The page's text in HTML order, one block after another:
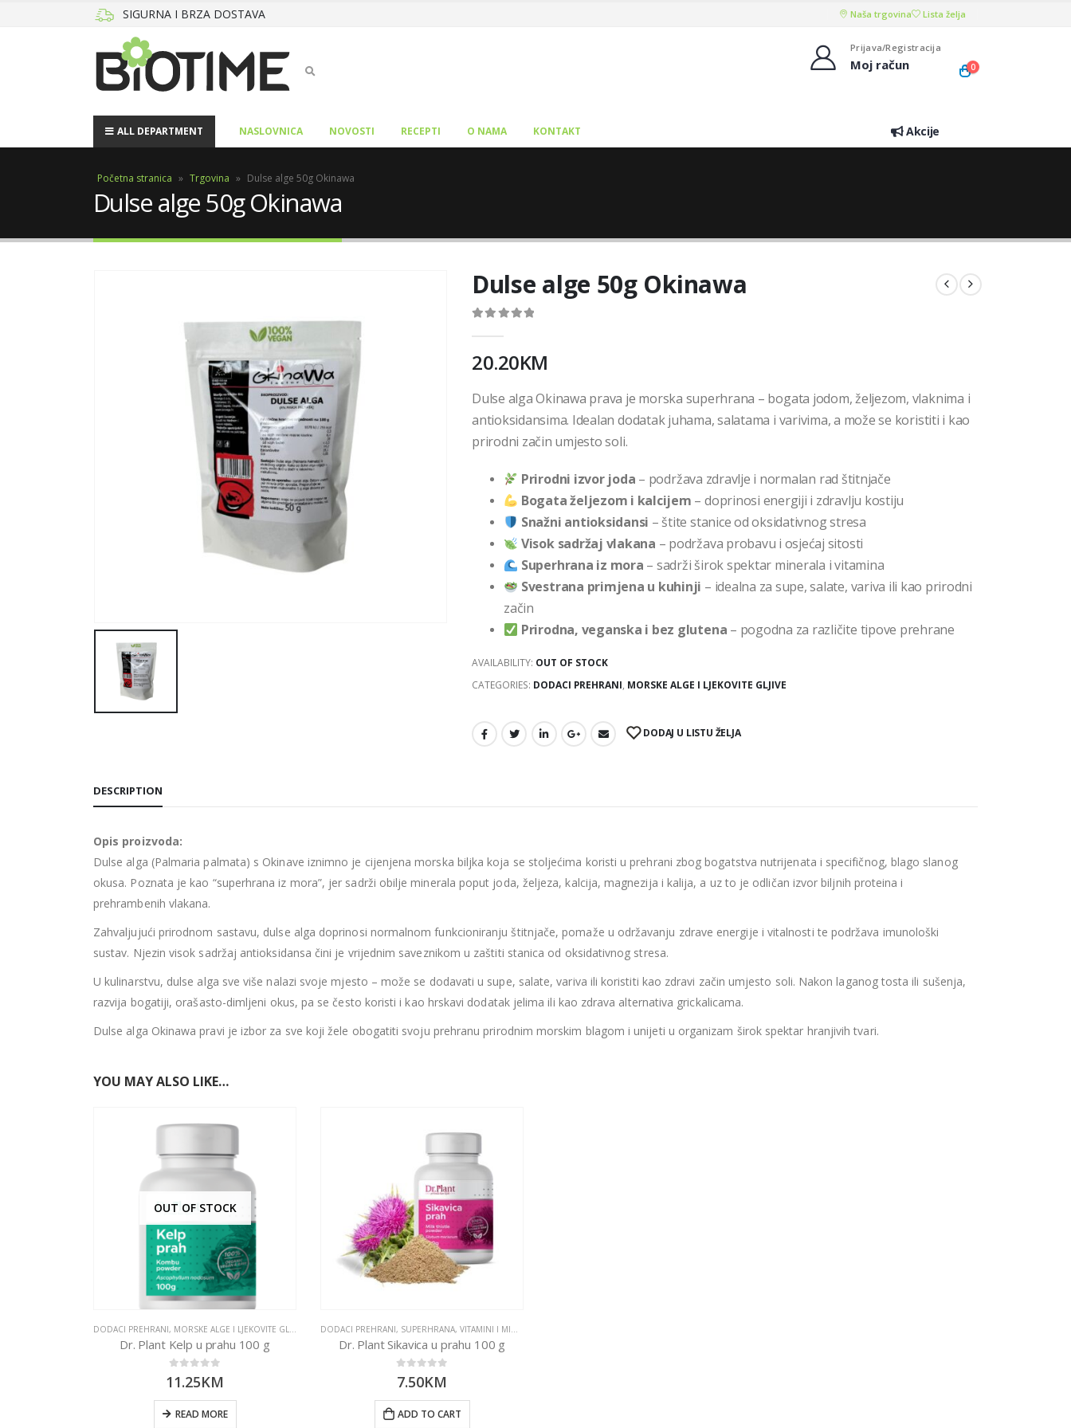
SIGURNA I BRZA DOSTAVA Naša trgovina Lista želja
Prijava/Registracija
Moj račun 0
ALL DEPARTMENT NASLOVNICA NOVOSTI RECEPTI O NAMA KONTAKT Akcije
Početna stranica » Trgovina » Dulse alge 50g Okinawa
Dulse alge 50g Okinawa
Dulse alge 50g Okinawa
20.20KM
Dulse alga Okinawa prava je morska superhrana – bogata jodom, željezom, vlaknima i
antioksidansima. Idealan dodatak juhama, salatama i varivima, a može se koristiti i kao
prirodni začin umjesto soli.
Prirodni izvor joda – podržava zdravlje i normalan rad štitnjače
Bogata željezom i kalcijem – doprinosi energiji i zdravlju kostiju
Snažni antioksidansi – štite stanice od oksidativnog stresa
Visok sadržaj vlakana – podržava probavu i osjećaj sitosti
Superhrana iz mora – sadrži širok spektar minerala i vitamina
Svestrana primjena u kuhinji – idealna za supe, salate, variva ili kao prirodni
začin
Prirodna, veganska i bez glutena – pogodna za različite tipove prehrane
AVAILABILITY: OUT OF STOCK
CATEGORIES: DODACI PREHRANI, MORSKE ALGE I LJEKOVITE GLJIVE
DODAJ U LISTU ŽELJA
DESCRIPTION
Opis proizvoda:
Dulse alga (Palmaria palmata) s Okinave iznimno je cijenjena morska biljka koja se stoljećima koristi u prehrani zbog bogatstva nutrijenata i specifičnog, blago slanog
okusa. Poznata je kao “superhrana iz mora”, jer sadrži obilje minerala poput joda, željeza, kalcija, magnezija i kalija, a uz to je odličan izvor biljnih proteina i
prehrambenih vlakana.
Zahvaljujući prirodnom sastavu, dulse alga doprinosi normalnom funkcioniranju štitnjače, pomaže u održavanju zdrave energije i vitalnosti te podržava imunološki
sustav. Njezin visok sadržaj antioksidansa čini je vrijednim saveznikom u zaštiti stanica od oksidativnog stresa.
U kulinarstvu, dulse alga sve više nalazi svoje mjesto – može se dodavati u supe, salate, variva ili koristiti kao zdravi začin umjesto soli. Nakon laganog tosta ili sušenja,
razvija bogatiji, orašasto-dimljeni okus, pa se često koristi i kao hrskavi dodatak jelima ili kao zdrava alternativa grickalicama.
Dulse alga Okinawa pravi je izbor za sve koji žele obogatiti svoju prehranu prirodnim morskim blagom i unijeti u organizam širok spektar hranjivih tvari.
YOU MAY ALSO LIKE…
OUT OF STOCK
DODACI PREHRANI, MORSKE ALGE I LJEKOVITE GLJIVE SUPERHRANA
Dr. Plant Kelp u prahu 100 g
0 out of 5
11.25KM
READ MORE
DODACI PREHRANI, SUPERHRANA, VITAMINI I MINERALI
Dr. Plant Sikavica u prahu 100 g
0out of 5
7.50KM
ADD TO CART